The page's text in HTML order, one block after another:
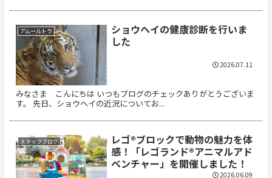
アムールトラ
ショウヘイの健康診断を行いま
した
みなさま こんにちは いつもブログのチェックありがとうございま
す。 先日、ショウヘイの近況についてお...
2026.07.11
スタッフブログ
レゴ®ブロックで動物の魅力を体
感！「レゴランド®アニマルアド
ベンチャー」を開催しました！
2026.06.09